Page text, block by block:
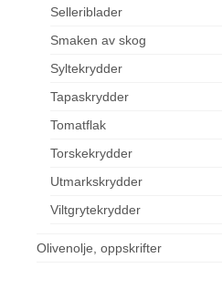
Selleriblader
Smaken av skog
Syltekrydder
Tapaskrydder
Tomatflak
Torskekrydder
Utmarkskrydder
Viltgrytekrydder
Olivenolje, oppskrifter